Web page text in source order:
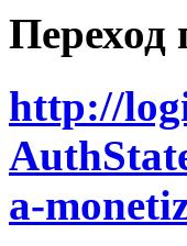
Переход
http://
a-